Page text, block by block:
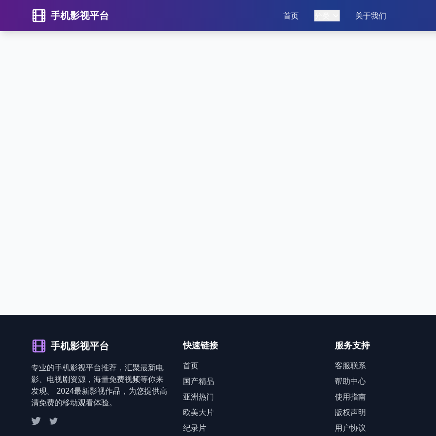
手机影视平台 首页 关于我们
手机影视平台
专业的手机影视平台推荐，汇聚最新电
影、电视剧资源，海量免费视频等你来
发现。 2024最新影视作品，为您提供高
清免费的移动观看体验。
快速链接
首页
国产精品
亚洲热门
欧美大片
纪录片
服务支持
客服联系
帮助中心
使用指南
版权声明
用户协议